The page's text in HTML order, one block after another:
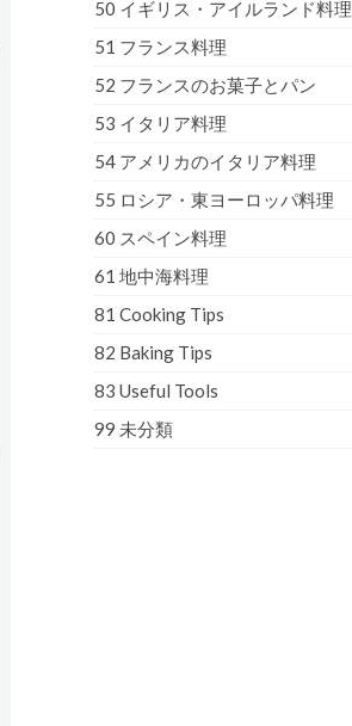
50 イギリス・アイルランド料理
51 フランス料理
52 フランスのお菓子とパン
53 イタリア料理
54 アメリカのイタリア料理
55 ロシア・東ヨーロッパ料理
60 スペイン料理
61 地中海料理
81 Cooking Tips
82 Baking Tips
83 Useful Tools
99 未分類